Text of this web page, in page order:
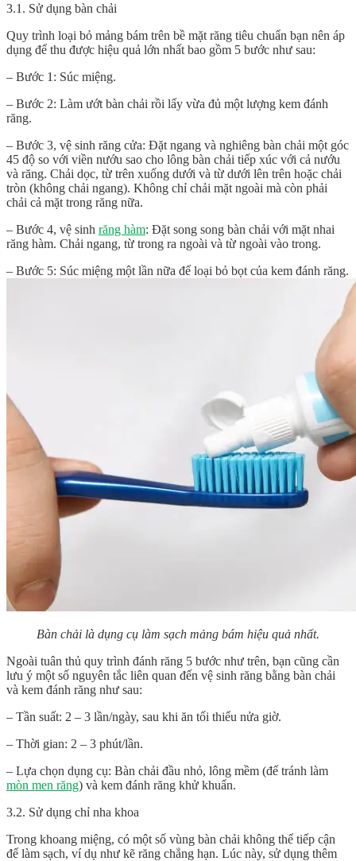
3.1. Sử dụng bàn chải
Quy trình loại bỏ mảng bám trên bề mặt răng tiêu chuẩn bạn nên áp
dụng để thu được hiệu quả lớn nhất bao gồm 5 bước như sau:
– Bước 1: Súc miệng.
– Bước 2: Làm ướt bàn chải rồi lấy vừa đủ một lượng kem đánh
răng.
– Bước 3, vệ sinh răng cửa: Đặt ngang và nghiêng bàn chải một góc
45 độ so với viền nướu sao cho lông bàn chải tiếp xúc với cả nướu
và răng. Chải dọc, từ trên xuống dưới và từ dưới lên trên hoặc chải
tròn (không chải ngang). Không chỉ chải mặt ngoài mà còn phải
chải cả mặt trong răng nữa.
– Bước 4, vệ sinh răng hàm: Đặt song song bàn chải với mặt nhai
răng hàm. Chải ngang, từ trong ra ngoài và từ ngoài vào trong.
– Bước 5: Súc miệng một lần nữa để loại bỏ bọt của kem đánh răng.
Bàn chải là dụng cụ làm sạch mảng bám hiệu quả nhất.
Ngoài tuân thủ quy trình đánh răng 5 bước như trên, bạn cũng cần
lưu ý một số nguyên tắc liên quan đến vệ sinh răng bằng bàn chải
và kem đánh răng như sau:
– Tần suất: 2 – 3 lần/ngày, sau khi ăn tối thiểu nửa giờ.
– Thời gian: 2 – 3 phút/lần.
– Lựa chọn dụng cụ: Bàn chải đầu nhỏ, lông mềm (để tránh làm
mòn men răng) và kem đánh răng khử khuẩn.
3.2. Sử dụng chỉ nha khoa
Trong khoang miệng, có một số vùng bàn chải không thể tiếp cận
để làm sạch, ví dụ như kẽ răng chẳng hạn. Lúc này, sử dụng thêm